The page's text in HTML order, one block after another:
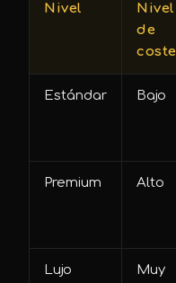
Nivel
Nivel
de
coste
Estándar Bajo
Premium Alto
Lujo
Muy